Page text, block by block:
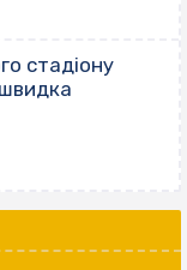
стадіону